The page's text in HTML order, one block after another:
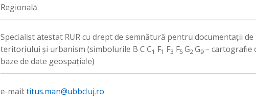
Regională
Specialist atestat RUR cu drept de semnătură pentru documentaţii de
teritoriului şi urbanism (simbolurile B C C1 F1 F3 F5 G2G9 – cartografie
baze de date geospaţiale)
e-mail: titus.man@ubbcluj.ro